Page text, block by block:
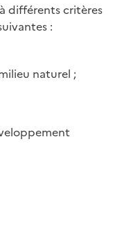
différents critères
:
naturel ;